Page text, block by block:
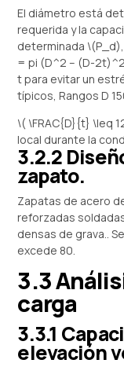
El diámetro está
requerida y la
determinada
= pi (D^2 – (D-
t para evitar un
típicos, Rangos D
\( \FRAC{D}{t} \leq
local durante la
3.2.2
zapato.
Zapatas de acero
reforzadas
densas de grava..
excede 80.
3.3
carga
3.3.1
elevación